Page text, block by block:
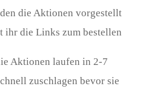
die Aktionen vorgestellt
ihr die Links zum bestellen
Aktionen laufen in 2-7
zuschlagen bevor sie